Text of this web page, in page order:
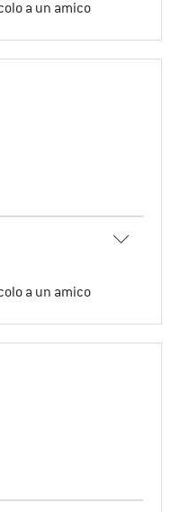
a un amico
a un amico